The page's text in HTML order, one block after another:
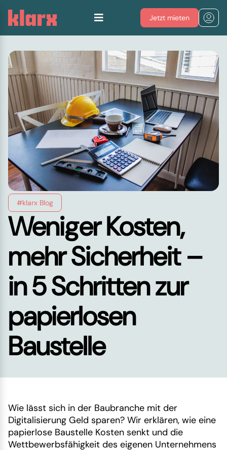
Jetzt mieten
#klarx Blog
Weniger Kosten,
mehr Sicherheit –
in 5 Schritten zur
papierlosen
Baustelle
Wie lässt sich in der Baubranche mit der
Digitalisierung Geld sparen? Wir erklären, wie eine
papierlose Baustelle Kosten senkt und die
Wettbewerbsfähigkeit des eigenen Unternehmens